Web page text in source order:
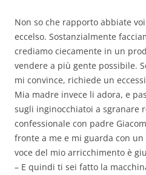
Non so che rapporto abbiate
eccelso. Sostanzialmente
crediamo ciecamente in un
vendere a più gente possibile.
mi convince, richiede un
Mia madre invece li adora, e
sugli inginocchiatoi a sgranare
confessionale con padre
fronte a me e mi guarda con
voce del mio arricchimento è
– E quindi ti sei fatto la